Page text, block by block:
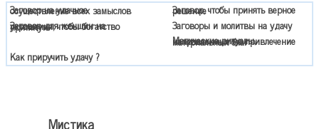
Заговор на удачное осуществление всех замыслов
Заговор, чтобы принять верное решение
Заговор для женщин на украшения, чтобы богатство притянуть
Заговоры и молитвы на удачу
Магические ритуалы, направленные на привлечение материальных благ
Как приручить удачу ?
Мистика